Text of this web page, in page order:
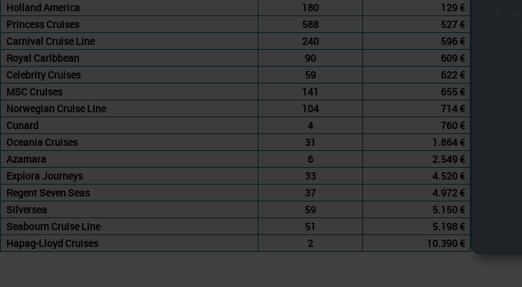
Holland America
180
129 €
Princess Cruises
588
527 €
Carnival Cruise Line
240
596 €
Royal Caribbean
90
609 €
Celebrity Cruises
59
622 €
MSC Cruises
141
655 €
Norwegian Cruise Line
104
714 €
Cunard
4
760 €
Oceania Cruises
31
1.864 €
Azamara
6
2.549 €
Explora Journeys
33
4.520 €
Regent Seven Seas
37
4.972 €
Silversea
59
5.150 €
Seabourn Cruise Line
51
5.198 €
Hapag-Lloyd Cruises
2 10.390 €